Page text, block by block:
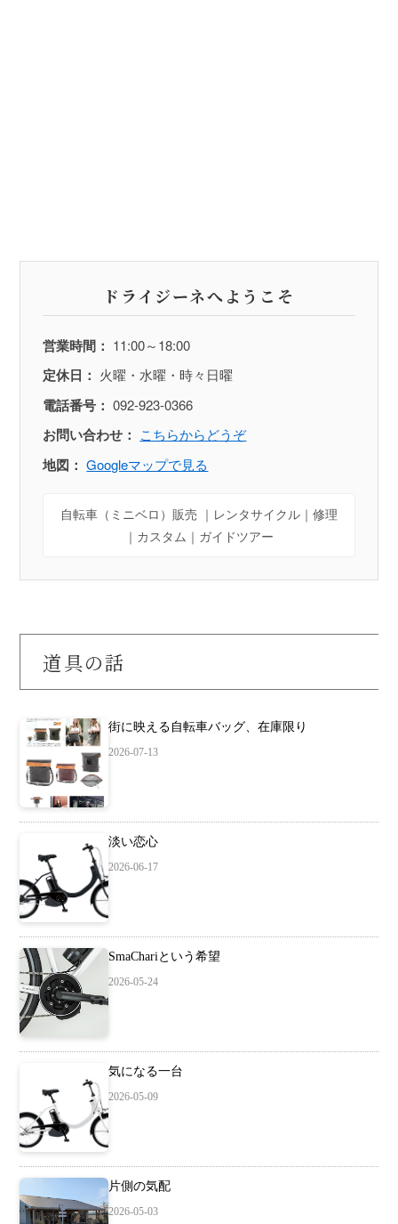
ドライジーネへようこそ
営業時間： 11:00～18:00
定休日： 火曜・水曜・時々日曜
電話番号： 092-923-0366
お問い合わせ： こちらからどうぞ
地図： Googleマップで見る
自転車（ミニベロ）販売 ｜レンタサイクル｜修理
｜カスタム｜ガイドツアー
道具の話
街に映える自転車バッグ、在庫限り
2026-07-13
淡い恋心
2026-06-17
SmaChariという希望
2026-05-24
気になる一台
2026-05-09
片側の気配
2026-05-03